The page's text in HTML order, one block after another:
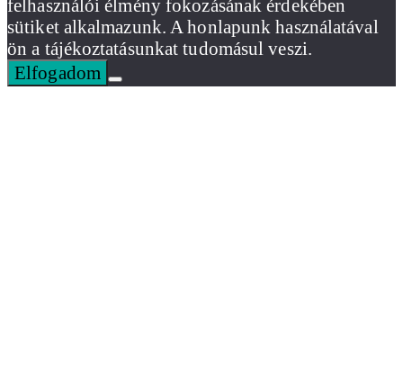
felhasználói élmény fokozásának érdekében
sütiket alkalmazunk. A honlapunk használatával
ön a tájékoztatásunkat tudomásul veszi.
Elfogadom